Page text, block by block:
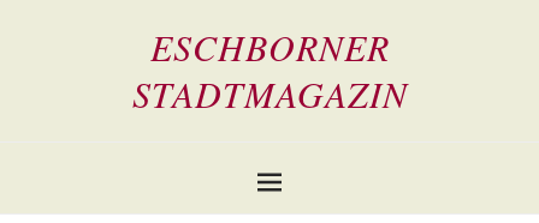
ESCHBORNER
STADTMAGAZIN